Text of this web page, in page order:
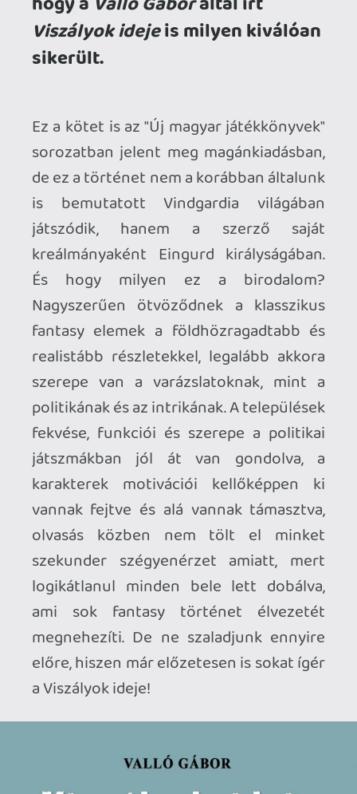
fekvése, funkciói és szerepe a politikai
játszmákban jól át van gondolva, a
karakterek motivációi kellőképpen ki
szekunder szégyenérzet amiatt, mert
logikátlanul minden bele lett dobálva,
ami sok fantasy történet élvezetét
megnehezíti. De ne szaladjunk ennyire
előre, hiszen már előzetesen is sokat ígér
Az már a könyv kézbevételekor azonnal
feltűnik, hogy terjedelmét tekintve is
súlyos sztorira számíthat az, aki belekezd.
foglal el, amiből látszik, hogy részletesen
miatt is nagyon fontos. Egyrészt a